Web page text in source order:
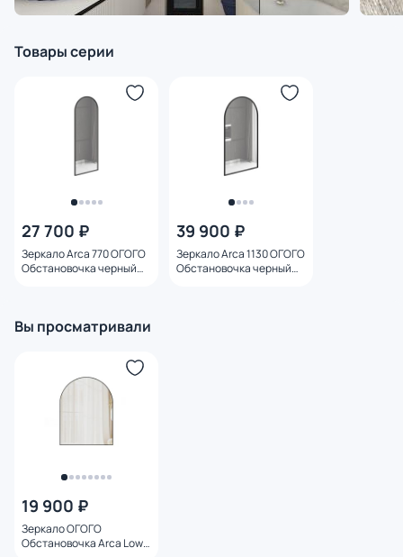
Товары серии
27 700 ₽
Зеркало Arca 770 ОГОГО
Обстановочка черный
39 900 ₽
Зеркало Arca 1130 ОГОГО
Обстановочка черный
Вы просматривали
19 900 ₽
Зеркало ОГОГО
Обстановочка Arca Low